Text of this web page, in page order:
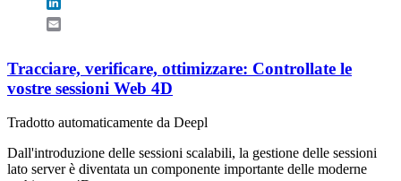
Tracciare, verificare, ottimizzare: Controllate le
vostre sessioni Web 4D
Tradotto automaticamente da Deepl
Dall'introduzione delle sessioni scalabili, la gestione delle sessioni
lato server è diventata un componente importante delle moderne